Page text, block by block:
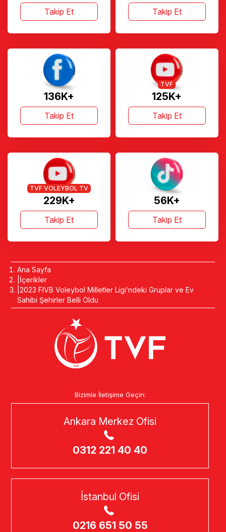
Takip Et Takip Et
136K+
Takip Et
125K+
TVF
Takip Et
229K+
TVF VOLEYBOL TV
Takip Et
56K+
Takip Et
Ana Sayfa
İçerikler
2023 FIVB Voleybol Milletler Ligi’ndeki Gruplar ve Ev
Sahibi Şehirler Belli Oldu
Bizimle İletişime Geçin:
Ankara Merkez Ofisi
0312 221 40 40
İstanbul Ofisi
0216 651 50 55